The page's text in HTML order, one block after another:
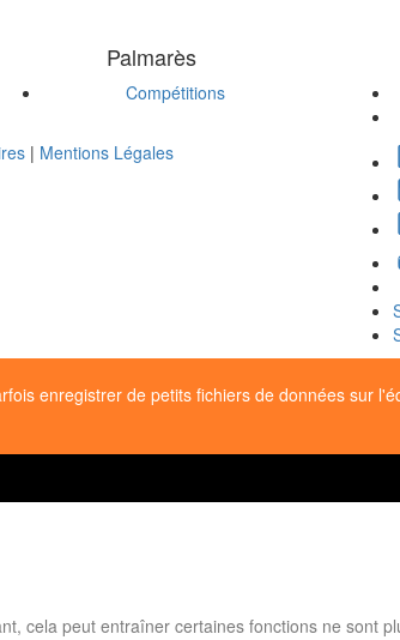
Palmarès
Compétitions
| Mentions Légales
enregistrer de petits fichiers de données sur
cela peut entraîner certaines fonctions ne sont